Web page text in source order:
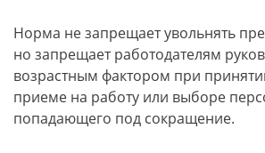
Норма не запрещает увольнять
но запрещает работодателям
возрастным фактором при
приеме на работу или выборе
попадающего под сокращение.